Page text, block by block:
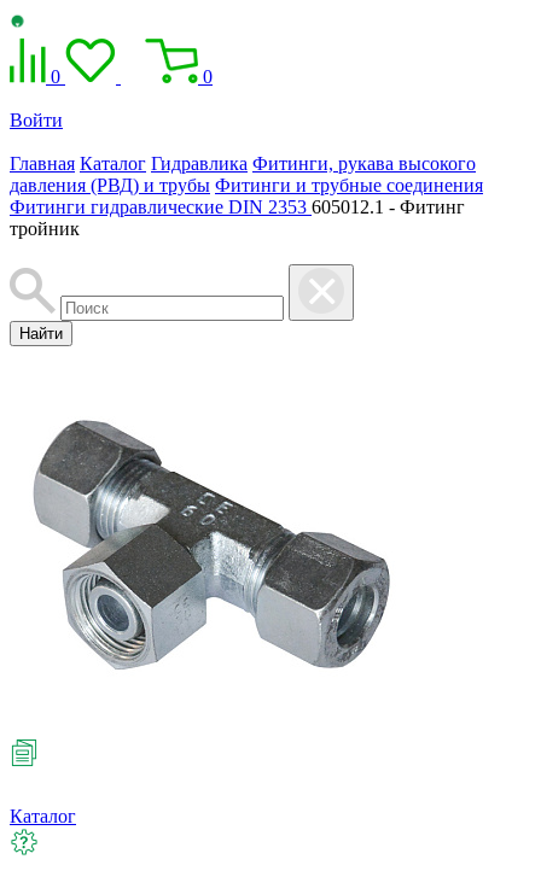
0 0
Войти
Главная Каталог Гидравлика Фитинги, рукава высокого
давления (РВД) и трубы Фитинги и трубные соединения
Фитинги гидравлические DIN 2353 605012.1 - Фитинг
тройник
Найти
Каталог